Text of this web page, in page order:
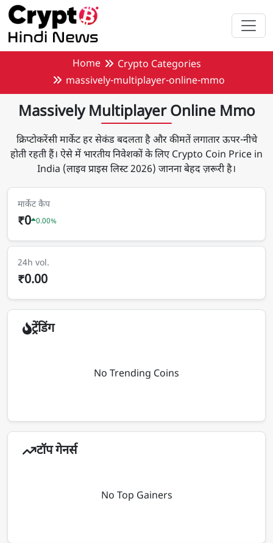
मुख्य सामग्री पर जाएँ
Home
Crypto Categories
massively-multiplayer-online-mmo
Massively Multiplayer Online Mmo
क्रिप्टोकरेंसी मार्केट हर सेकंड बदलता है और कीमतें लगातार ऊपर-नीचे
होती रहती हैं। ऐसे में भारतीय निवेशकों के लिए Crypto Coin Price in
India (लाइव प्राइस लिस्ट 2026) जानना बेहद ज़रूरी है।
मार्केट कैप
₹0 0.00%
24h vol.
₹0.00
ट्रेंडिंग
No Trending Coins
टॉप गेनर्स
No Top Gainers